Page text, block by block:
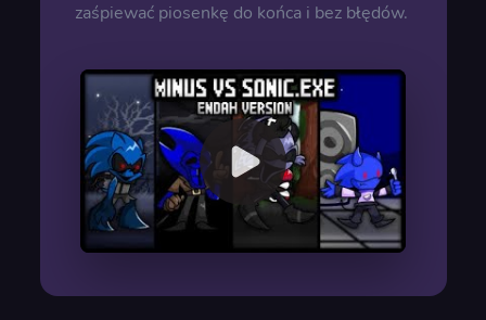
zaśpiewać piosenkę do końca i bez błędów.